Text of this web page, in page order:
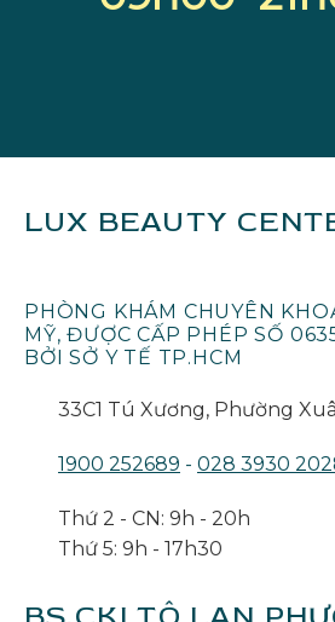
LUX BEAUTY
PHÒNG KHÁM CHUYÊN
MỸ, ĐƯỢC CẤP PHÉP SỐ
BỞI SỞ Y TẾ TP.HCM
33C1 Tú Xương, Phường
1900 252689 - 028 3930
Thứ 2 - CN: 9h - 20h
Thứ 5: 9h - 17h30